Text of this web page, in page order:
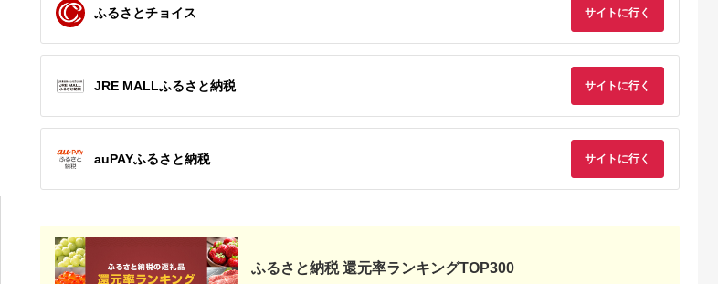
ふるさとチョイス サイトに行く
JRE MALLふるさと納税 サイトに行く
auPAYふるさと納税 サイトに行く
ふるさと納税 還元率ランキングTOP300